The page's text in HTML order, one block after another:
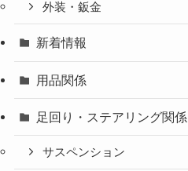
外装・鈑金
新着情報
用品関係
足回り・ステアリング関係
サスペンション